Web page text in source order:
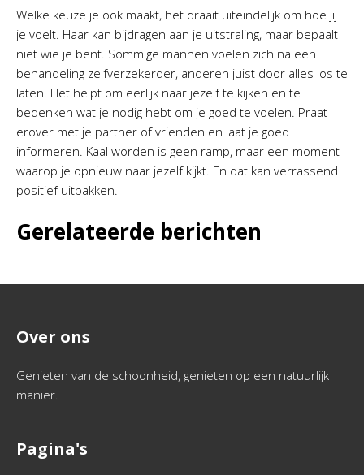
Welke keuze je ook maakt, het draait uiteindelijk om hoe jij
je voelt. Haar kan bijdragen aan je uitstraling, maar bepaalt
niet wie je bent. Sommige mannen voelen zich na een
behandeling zelfverzekerder, anderen juist door alles los te
laten. Het helpt om eerlijk naar jezelf te kijken en te
bedenken wat je nodig hebt om je goed te voelen. Praat
erover met je partner of vrienden en laat je goed
informeren. Kaal worden is geen ramp, maar een moment
waarop je opnieuw naar jezelf kijkt. En dat kan verrassend
positief uitpakken.
Gerelateerde berichten
Over ons
Genieten van de schoonheid, genieten op een natuurlijk
manier.
Pagina's